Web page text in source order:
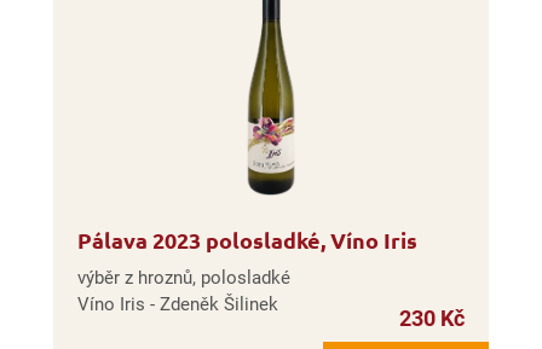
Pálava 2023 polosladké, Víno Iris
výběr z hroznů, polosladké
Víno Iris - Zdeněk Šilinek
230 Kč